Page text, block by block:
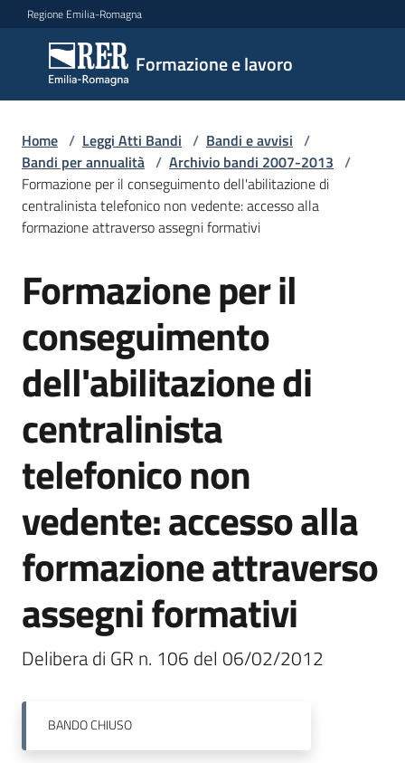
Vai al contenuto
Vai alla navigazione
Vai al footer
Regione Emilia-Romagna
Formazione e lavoro
Formazione
e lavoro
Argomenti
Novità
Servizi
Leggi
Atti
Bandi
Piani
Programmi
Progetti
Fondo
sociale
Home / Leggi Atti Bandi / Bandi e avvisi /
Bandi per annualità / Archivio bandi 2007-2013 /
Formazione per il conseguimento dell'abilitazione di
centralinista telefonico non vedente: accesso alla
formazione attraverso assegni formativi
Salta al contenuto
Formazione per il
conseguimento
dell'abilitazione di
centralinista
telefonico non
vedente: accesso alla
formazione attraverso
assegni formativi
Delibera di GR n. 106 del 06/02/2012
BANDOCHIUSO